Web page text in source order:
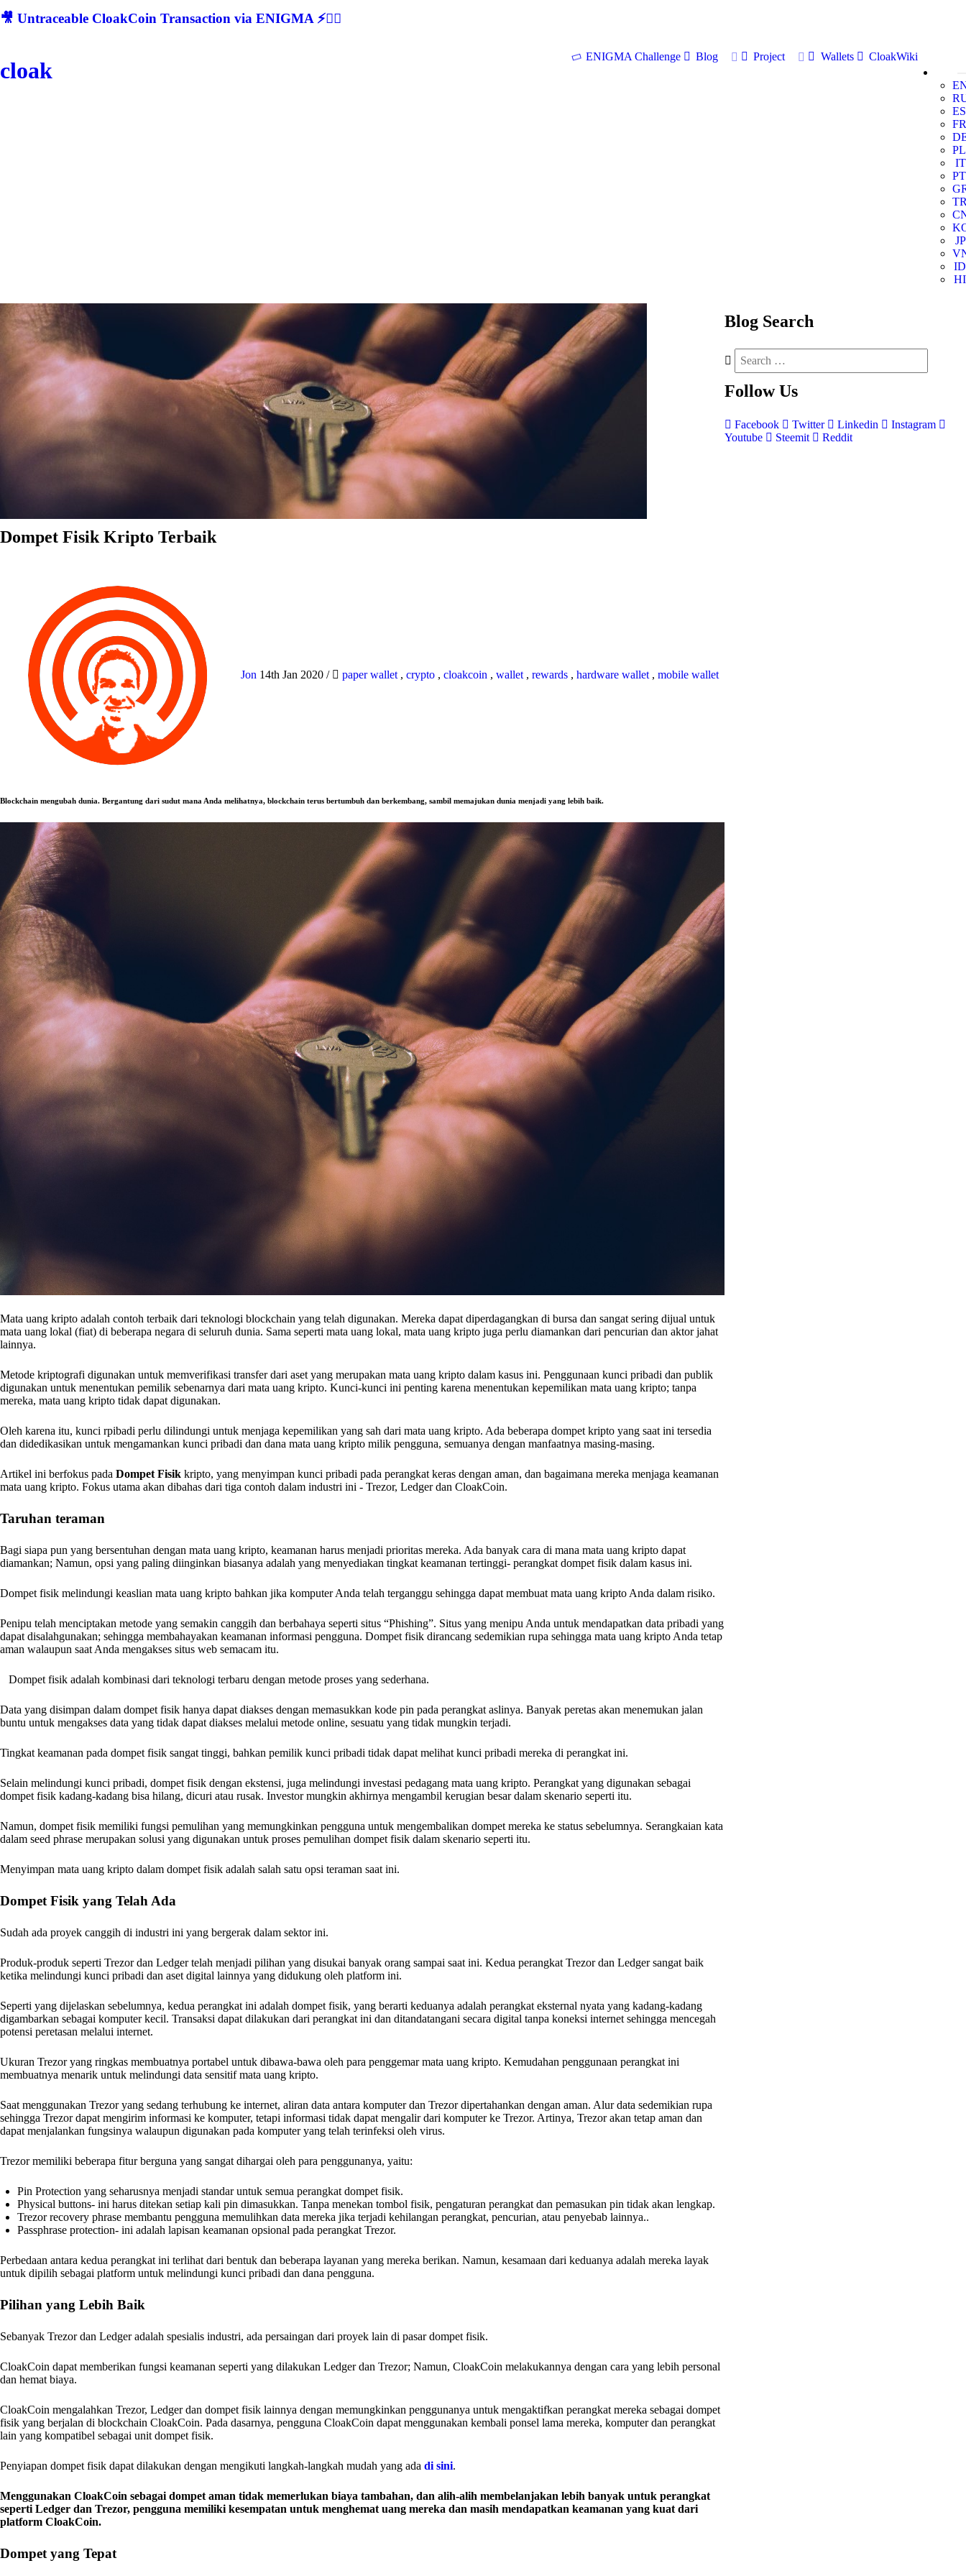
🎥 Untraceable CloakCoin Transaction via ENIGMA ⚡🕵‍♂
cloak
ENIGMA Challenge Blog Project Wallets
CloakWiki
ES
FR
PL
IT
PT
JP
ID
HI
Dompet Fisik Kripto Terbaik
Jon 14th Jan 2020 / paper wallet , crypto , cloakcoin , wallet , rewards , hardware wallet , mobile wallet
Blockchain mengubah dunia. Bergantung dari sudut mana Anda melihatnya, blockchain terus bertumbuh dan berkembang, sambil memajukan dunia menjadi yang lebih baik.
Mata uang kripto adalah contoh terbaik dari teknologi blockchain yang telah digunakan. Mereka dapat diperdagangkan di bursa dan sangat sering dijual untuk
mata uang lokal (fiat) di beberapa negara di seluruh dunia. Sama seperti mata uang lokal, mata uang kripto juga perlu diamankan dari pencurian dan aktor jahat
lainnya.
Metode kriptografi digunakan untuk memverifikasi transfer dari aset yang merupakan mata uang kripto dalam kasus ini. Penggunaan kunci pribadi dan publik
digunakan untuk menentukan pemilik sebenarnya dari mata uang kripto. Kunci-kunci ini penting karena menentukan kepemilikan mata uang kripto; tanpa
mereka, mata uang kripto tidak dapat digunakan.
Oleh karena itu, kunci rpibadi perlu dilindungi untuk menjaga kepemilikan yang sah dari mata uang kripto. Ada beberapa dompet kripto yang saat ini tersedia
dan didedikasikan untuk mengamankan kunci pribadi dan dana mata uang kripto milik pengguna, semuanya dengan manfaatnya masing-masing.
Artikel ini berfokus pada Dompet Fisik kripto, yang menyimpan kunci pribadi pada perangkat keras dengan aman, dan bagaimana mereka menjaga keamanan
mata uang kripto. Fokus utama akan dibahas dari tiga contoh dalam industri ini - Trezor, Ledger dan CloakCoin.
Taruhan teraman
Bagi siapa pun yang bersentuhan dengan mata uang kripto, keamanan harus menjadi prioritas mereka. Ada banyak cara di mana mata uang kripto dapat
diamankan; Namun, opsi yang paling diinginkan biasanya adalah yang menyediakan tingkat keamanan tertinggi- perangkat dompet fisik dalam kasus ini.
Dompet fisik melindungi keaslian mata uang kripto bahkan jika komputer Anda telah terganggu sehingga dapat membuat mata uang kripto Anda dalam risiko.
Penipu telah menciptakan metode yang semakin canggih dan berbahaya seperti situs “Phishing”. Situs yang menipu Anda untuk mendapatkan data pribadi yang
dapat disalahgunakan; sehingga membahayakan keamanan informasi pengguna. Dompet fisik dirancang sedemikian rupa sehingga mata uang kripto Anda tetap
aman walaupun saat Anda mengakses situs web semacam itu.
Dompet fisik adalah kombinasi dari teknologi terbaru dengan metode proses yang sederhana.
Data yang disimpan dalam dompet fisik hanya dapat diakses dengan memasukkan kode pin pada perangkat aslinya. Banyak peretas akan menemukan jalan
buntu untuk mengakses data yang tidak dapat diakses melalui metode online, sesuatu yang tidak mungkin terjadi.
Tingkat keamanan pada dompet fisik sangat tinggi, bahkan pemilik kunci pribadi tidak dapat melihat kunci pribadi mereka di perangkat ini.
Selain melindungi kunci pribadi, dompet fisik dengan ekstensi, juga melindungi investasi pedagang mata uang kripto. Perangkat yang digunakan sebagai
dompet fisik kadang-kadang bisa hilang, dicuri atau rusak. Investor mungkin akhirnya mengambil kerugian besar dalam skenario seperti itu.
Namun, dompet fisik memiliki fungsi pemulihan yang memungkinkan pengguna untuk mengembalikan dompet mereka ke status sebelumnya. Serangkaian kata
dalam seed phrase merupakan solusi yang digunakan untuk proses pemulihan dompet fisik dalam skenario seperti itu.
Menyimpan mata uang kripto dalam dompet fisik adalah salah satu opsi teraman saat ini.
Dompet Fisik yang Telah Ada
Sudah ada proyek canggih di industri ini yang bergerak dalam sektor ini.
Produk-produk seperti Trezor dan Ledger telah menjadi pilihan yang disukai banyak orang sampai saat ini. Kedua perangkat Trezor dan Ledger sangat baik
ketika melindungi kunci pribadi dan aset digital lainnya yang didukung oleh platform ini.
Seperti yang dijelaskan sebelumnya, kedua perangkat ini adalah dompet fisik, yang berarti keduanya adalah perangkat eksternal nyata yang kadang-kadang
digambarkan sebagai komputer kecil. Transaksi dapat dilakukan dari perangkat ini dan ditandatangani secara digital tanpa koneksi internet sehingga mencegah
potensi peretasan melalui internet.
Ukuran Trezor yang ringkas membuatnya portabel untuk dibawa-bawa oleh para penggemar mata uang kripto. Kemudahan penggunaan perangkat ini
membuatnya menarik untuk melindungi data sensitif mata uang kripto.
Saat menggunakan Trezor yang sedang terhubung ke internet, aliran data antara komputer dan Trezor dipertahankan dengan aman. Alur data sedemikian rupa
sehingga Trezor dapat mengirim informasi ke komputer, tetapi informasi tidak dapat mengalir dari komputer ke Trezor. Artinya, Trezor akan tetap aman dan
dapat menjalankan fungsinya walaupun digunakan pada komputer yang telah terinfeksi oleh virus.
Trezor memiliki beberapa fitur berguna yang sangat dihargai oleh para penggunanya, yaitu:
Pin Protection yang seharusnya menjadi standar untuk semua perangkat dompet fisik.
Physical buttons- ini harus ditekan setiap kali pin dimasukkan. Tanpa menekan tombol fisik, pengaturan perangkat dan pemasukan pin tidak akan lengkap.
Trezor recovery phrase membantu pengguna memulihkan data mereka jika terjadi kehilangan perangkat, pencurian, atau penyebab lainnya..
Passphrase protection- ini adalah lapisan keamanan opsional pada perangkat Trezor.
Perbedaan antara kedua perangkat ini terlihat dari bentuk dan beberapa layanan yang mereka berikan. Namun, kesamaan dari keduanya adalah mereka layak
untuk dipilih sebagai platform untuk melindungi kunci pribadi dan dana pengguna.
Pilihan yang Lebih Baik
Sebanyak Trezor dan Ledger adalah spesialis industri, ada persaingan dari proyek lain di pasar dompet fisik.
CloakCoin dapat memberikan fungsi keamanan seperti yang dilakukan Ledger dan Trezor; Namun, CloakCoin melakukannya dengan cara yang lebih personal
dan hemat biaya.
CloakCoin mengalahkan Trezor, Ledger dan dompet fisik lainnya dengan memungkinkan penggunanya untuk mengaktifkan perangkat mereka sebagai dompet
fisik yang berjalan di blockchain CloakCoin. Pada dasarnya, pengguna CloakCoin dapat menggunakan kembali ponsel lama mereka, komputer dan perangkat
lain yang kompatibel sebagai unit dompet fisik.
Penyiapan dompet fisik dapat dilakukan dengan mengikuti langkah-langkah mudah yang ada di sini.
Menggunakan CloakCoin sebagai dompet aman tidak memerlukan biaya tambahan, dan alih-alih membelanjakan lebih banyak untuk perangkat
seperti Ledger dan Trezor, pengguna memiliki kesempatan untuk menghemat uang mereka dan masih mendapatkan keamanan yang kuat dari
platform CloakCoin.
Dompet yang Tepat
Blog Search
Follow Us
Facebook Twitter Linkedin
Instagram
Youtube
Steemit Reddit